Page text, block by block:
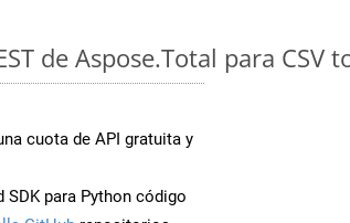
de Aspose.Total para CSV
cuota de API gratuita y
para Python código